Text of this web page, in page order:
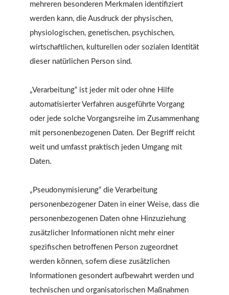
mehreren besonderen Merkmalen identifiziert
werden kann, die Ausdruck der physischen,
physiologischen, genetischen, psychischen,
wirtschaftlichen, kulturellen oder sozialen Identität
dieser natürlichen Person sind.
„Verarbeitung“ ist jeder mit oder ohne Hilfe
automatisierter Verfahren ausgeführte Vorgang
oder jede solche Vorgangsreihe im Zusammenhang
mit personenbezogenen Daten. Der Begriff reicht
weit und umfasst praktisch jeden Umgang mit
Daten.
„Pseudonymisierung“ die Verarbeitung
personenbezogener Daten in einer Weise, dass die
personenbezogenen Daten ohne Hinzuziehung
zusätzlicher Informationen nicht mehr einer
spezifischen betroffenen Person zugeordnet
werden können, sofern diese zusätzlichen
Informationen gesondert aufbewahrt werden und
technischen und organisatorischen Maßnahmen